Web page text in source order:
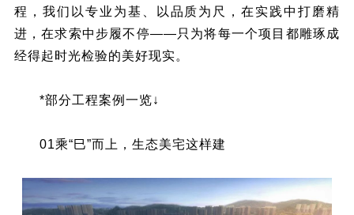
程，我们以专业为基、以品质为尺，在实践中打磨精
进，在求索中步履不停——只为将每一个项目都雕琢成
经得起时光检验的美好现实。
*部分工程案例一览↓
01乘“巳”而上，生态美宅这样建